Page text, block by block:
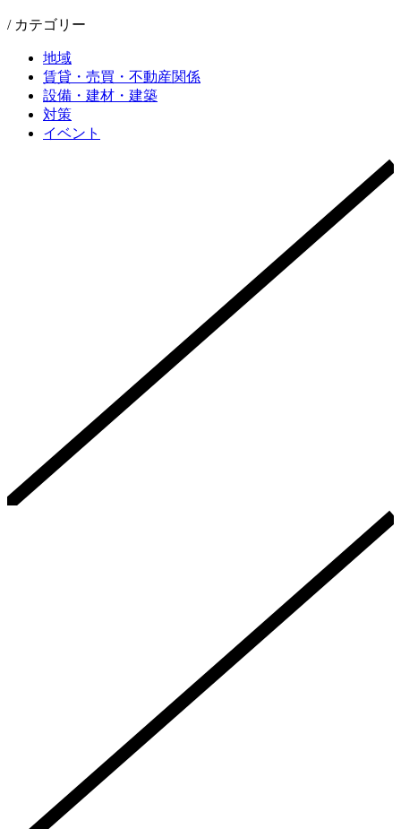
/ カテゴリー
地域
賃貸・売買・不動産関係
設備・建材・建築
対策
イベント